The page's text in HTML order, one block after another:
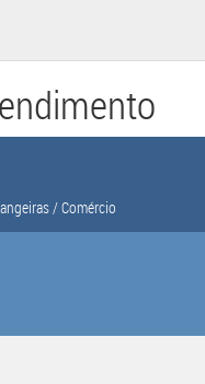
/ Comércio